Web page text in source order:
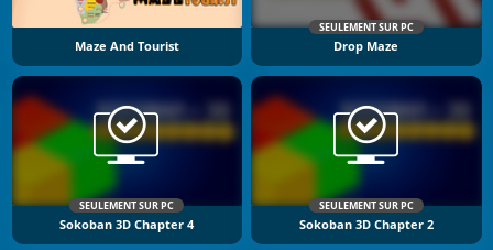
Maze And Tourist
SEULEMENT SUR PC
Drop Maze
SEULEMENT SUR PC
Sokoban 3D Chapter 4
SEULEMENT SUR PC
Sokoban 3D Chapter 2